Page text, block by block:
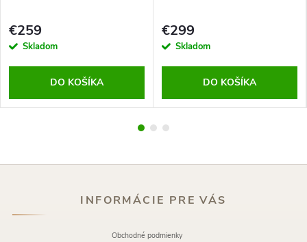
€259
Skladom
DO KOŠÍKA
€299
Skladom
DO KOŠÍKA
INFORMÁCIE PRE VÁS
Obchodné podmienky